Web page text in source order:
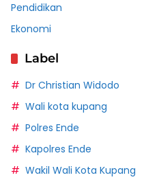
Pendidikan
Ekonomi
Label
Dr Christian Widodo
Wali kota kupang
Polres Ende
Kapolres Ende
Wakil Wali Kota Kupang